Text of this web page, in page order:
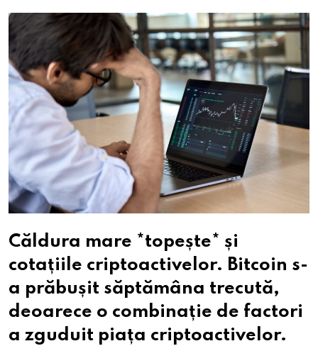
Email
Căldura mare *topește* și
cotațiile criptoactivelor. Bitcoin s-
a prăbușit săptămâna trecută,
deoarece o combinație de factori
a zguduit piața criptoactivelor.